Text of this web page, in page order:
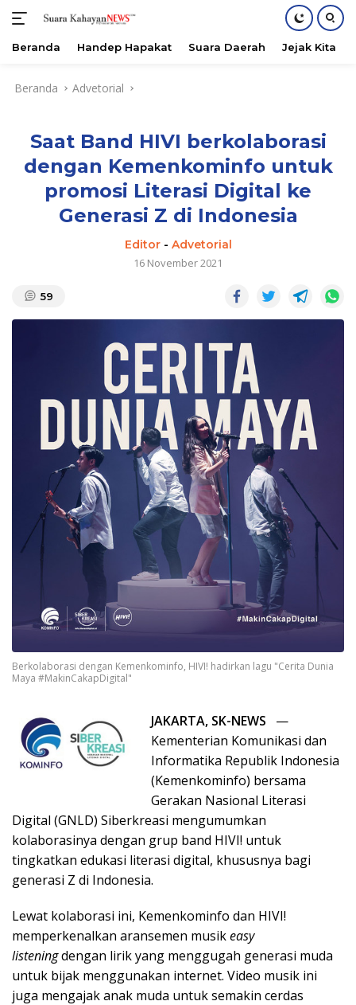
Beranda Handep Hapakat Suara Daerah Jejak Kita
Beranda Advetorial
Saat Band HIVI berkolaborasi
dengan Kemenkominfo untuk
promosi Literasi Digital ke
Generasi Z di Indonesia
Editor- Advetorial
16 November 2021
59
Berkolaborasi dengan Kemenkominfo, HIVI! hadirkan lagu "Cerita Dunia
Maya #MakinCakapDigital"
JAKARTA, SK-NEWS
—
Kementerian Komunikasi dan
Informatika Republik Indonesia
(Kemenkominfo) bersama
Gerakan Nasional Literasi
Digital (GNLD) Siberkreasi mengumumkan
kolaborasinya dengan grup band HIVI! untuk
tingkatkan edukasi literasi digital, khususnya bagi
generasi Z di Indonesia.
Lewat kolaborasi ini, Kemenkominfo dan HIVI!
memperkenalkan aransemen musikeasy
listeningdengan lirik yang menggugah generasi muda
untuk bijak menggunakan internet. Video musik ini
juga mengajak anak muda untuk semakin cerdas